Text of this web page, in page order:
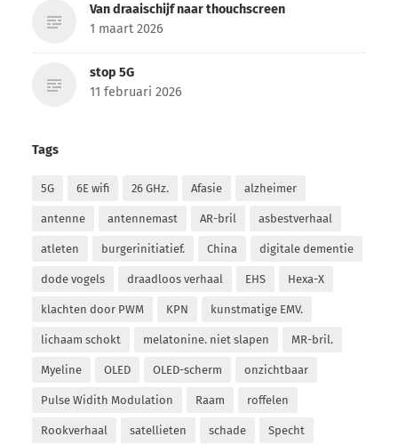
Van draaischijf naar thouchscreen
1 maart 2026
stop 5G
11 februari 2026
Tags
5G 6E wifi 26 GHz. Afasie alzheimer
antenne antennemast AR-bril asbestverhaal
atleten burgerinitiatief. China digitale dementie
dode vogels draadloos verhaal EHS Hexa-X
klachten door PWM KPN kunstmatige EMV.
lichaam schokt melatonine. niet slapen MR-bril.
Myeline OLED OLED-scherm onzichtbaar
Pulse Widith Modulation Raam roffelen
Rookverhaal satellieten schade Specht